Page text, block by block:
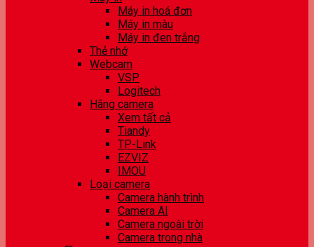
Máy in hoá đơn
Máy in màu
Máy in đen trắng
Thẻ nhớ
Webcam
VSP
Logitech
Hãng camera
Xem tất cả
Tiandy
TP-Link
EZVIZ
IMOU
Loại camera
Camera hành trình
Camera AI
Camera ngoài trời
Camera trong nhà